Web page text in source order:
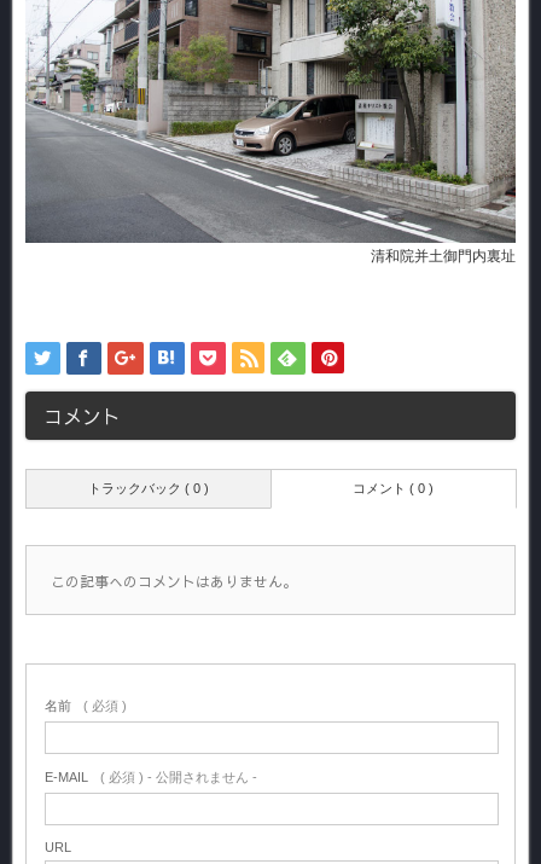
清和院并土御門内裏址
コメント
トラックバック ( 0 ) コメント ( 0 )
この記事へのコメントはありません。
名前 ( 必須 )
E-MAIL ( 必須 ) - 公開されません -
URL